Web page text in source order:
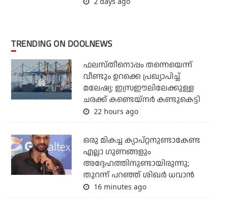
TRENDING ON DOOLNEWS
ഫലസ്തീനൊപ്പം തന്നെയെന്ന്
വീണ്ടും ഉറക്കെ പ്രഖ്യാപിച്ച്
മലേഷ്യ: ഇസ്രഈലിലേക്കുള്ള
ചരക്ക് കണ്ടെയ്‌നര്‍ കണ്ടുകെട്ടി
22 hours ago
ഒരു മികച്ച ക്യാപ്റ്റനുണ്ടാകേണ്ട
എല്ലാ ഗുണങ്ങളും
അദ്ദേഹത്തിനുണ്ടായിരുന്നു;
തുറന്ന് പറഞ്ഞ് ശിഖര്‍ ധവാന്‍
16 minutes ago